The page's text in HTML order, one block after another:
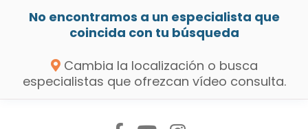
No encontramos a un especialista que
coincida con tu búsqueda
Cambia la localización o busca
especialistas que ofrezcan vídeo consulta.